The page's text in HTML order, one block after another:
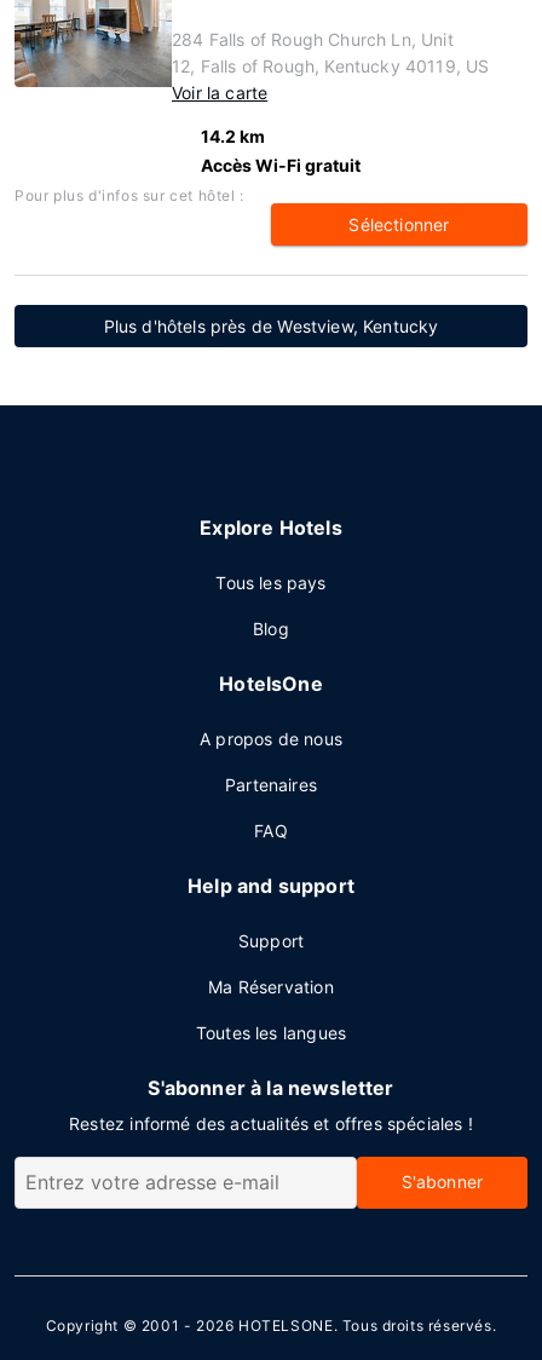
284 Falls of Rough Church Ln, Unit
12, Falls of Rough, Kentucky 40119, US
Voir la carte
14.2 km
Accès Wi-Fi gratuit
Pour plus d'infos sur cet hôtel :
Sélectionner
Plus d'hôtels près de Westview, Kentucky
Explore Hotels
Tous les pays
Blog
HotelsOne
A propos de nous
Partenaires
FAQ
Help and support
Support
Ma Réservation
Toutes les langues
S'abonner à la newsletter
Restez informé des actualités et offres spéciales !
S'abonner
Copyright © 2001 - 2026 HOTELSONE. Tous droits réservés.